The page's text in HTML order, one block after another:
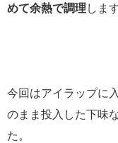
めて余熱で調理 しま
今回はアイラップに
のまま投入した下味
た。